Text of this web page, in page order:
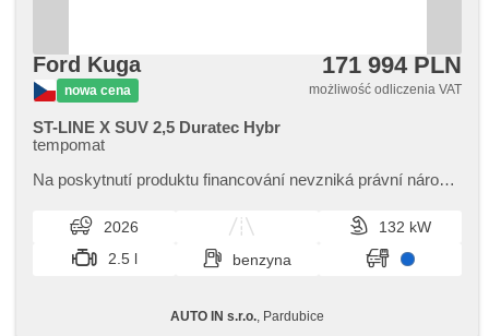
Ford Kuga
nowa cena
171 994 PLN
możliwość odliczenia VAT
ST-LINE X SUV 2,5 Duratec Hybr
tempomat
Na poskytnutí produktu financování nevzniká právní nárok,​
individuálních potře...
2026
132 kW
2.5 l
benzyna
AUTO IN s.r.o. , Pardubice